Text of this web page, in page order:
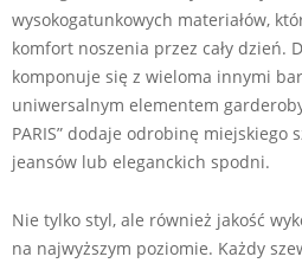
wysokogatunkowych materiałów,
komfort noszenia przez cały dzień.
komponuje się z wieloma innymi
uniwersalnym elementem
PARIS” dodaje odrobinę miejskiego
jeansów lub eleganckich spodni.
Nie tylko styl, ale również jakość
na najwyższym poziomie. Każdy